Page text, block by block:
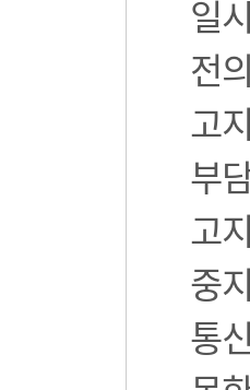
일
전
고
부
고
중
통